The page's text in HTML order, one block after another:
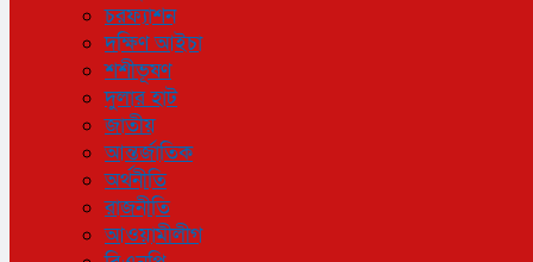
চরফ্যাশন
দক্ষিণ আইচা
শশীভূষণ
দুলার হাট
জাতীয়
আন্তর্জাতিক
অর্থনীতি
রাজনীতি
আওয়ামীলীগ